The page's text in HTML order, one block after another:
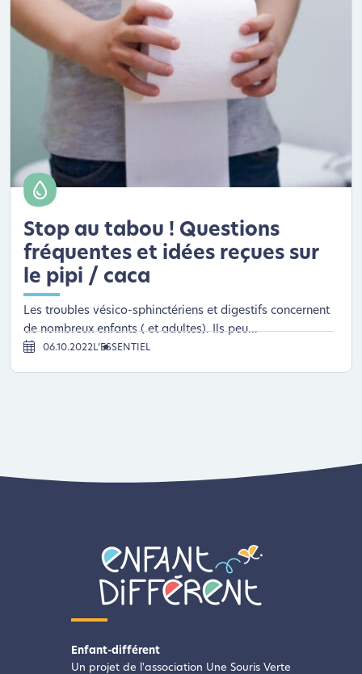
Stop au tabou ! Questions
fréquentes et idées reçues sur
le pipi / caca
Les troubles vésico-sphinctériens et digestifs concernent
de nombreux enfants ( et adultes). Ils peu...
06.10.2022L’ESSENTIEL
Enfant-différent
Un projet de l'association Une Souris Verte